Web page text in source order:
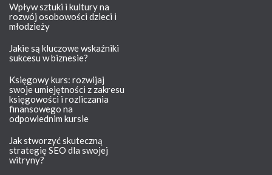
Wpływ sztuki i kultury na
rozwój osobowości dzieci i
młodzieży
Jakie są kluczowe wskaźniki
sukcesu w biznesie?
Księgowy kurs: rozwijaj
swoje umiejętności z zakresu
księgowości i rozliczania
finansowego na
odpowiednim kursie
Jak stworzyć skuteczną
strategię SEO dla swojej
witryny?